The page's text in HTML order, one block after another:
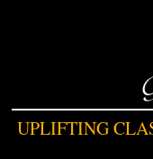
UPLIFTING